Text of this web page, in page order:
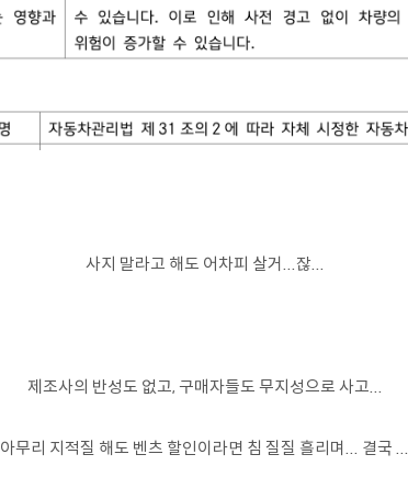
사지 말라고 해도 어차피 살거...잖...
제조사의 반성도 없고, 구매자들도 무지성으로 사고...
아무리 지적질 해도 벤츠 할인이라면 침 질질 흘리며... 결국 ...